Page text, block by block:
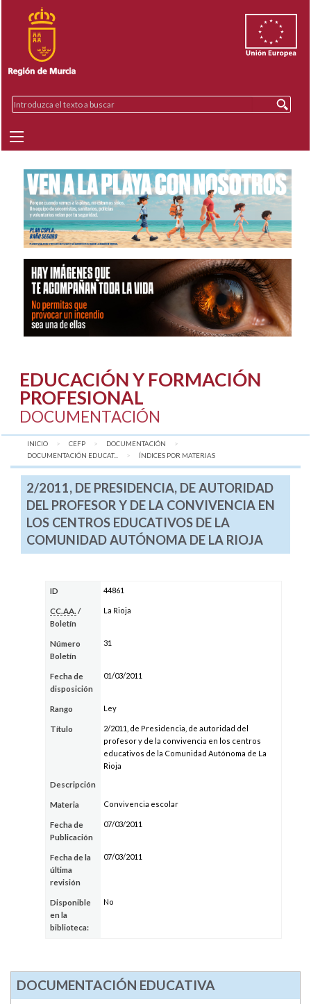
EDUCACIÓN Y FORMACIÓN
PROFESIONAL
DOCUMENTACIÓN
INICIO CEFP
DOCUMENTACIÓN
DOCUMENTACIÓN EDUCAT...
AQUÍ:
ÍNDICES POR MATERIAS
2/2011, DE PRESIDENCIA, DE AUTORIDAD
DEL PROFESOR Y DE LA CONVIVENCIA EN
LOS CENTROS EDUCATIVOS DE LA
COMUNIDAD AUTÓNOMA DE LA RIOJA
ID 44861
CC.AA. /
Boletín
La Rioja
Número
Boletín
31
Fecha de
disposición
01/03/2011
Rango Ley
Título
2/2011, de Presidencia, de autoridad del
profesor y de la convivencia en los centros
educativos de la Comunidad Autónoma de La
Rioja
Descripción
Materia Convivencia escolar
Fecha de
Publicación
07/03/2011
Fecha de la
última
revisión
07/03/2011
Disponible
en la
biblioteca:
No
DOCUMENTACIÓN EDUCATIVA